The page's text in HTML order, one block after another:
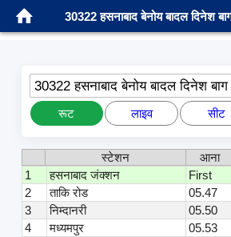
30322 हसनाबाद बेनोय बादल दिनेश
30322 हसनाबाद बेनोय बादल दिनेश
रूट लाइव सीट
स्टेशन आना
1
हसनाबाद जंक्शन First
2
ताकि रोड 05.47
3
निम्दानरी 05.50
4
मध्यमपुर 05.53